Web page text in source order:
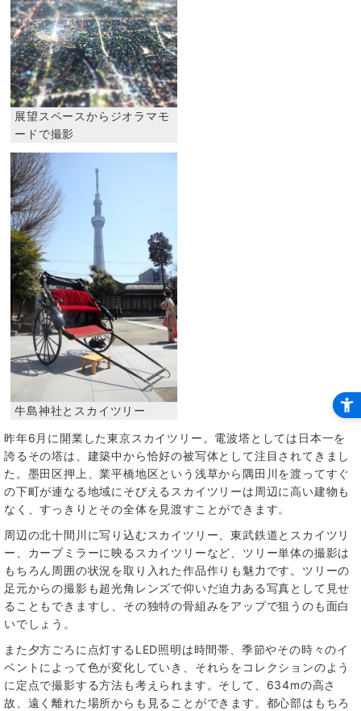
昨年6月に開業した東京スカイツリー。電波塔としては日本一を
誇るその塔は、建築中から恰好の被写体として注目されてきまし
た。墨田区押上、業平橋地区という浅草から隅田川を渡ってすぐ
の下町が連なる地域にそびえるスカイツリーは周辺に高い建物も
なく、すっきりとその全体を見渡すことができます。
周辺の北十間川に写り込むスカイツリー、東武鉄道とスカイツリ
ー、カーブミラーに映るスカイツリーなど、ツリー単体の撮影は
もちろん周囲の状況を取り入れた作品作りも魅力です。ツリーの
足元からの撮影も超光角レンズで仰いだ迫力ある写真として見せ
ることもできますし、その独特の骨組みをアップで狙うのも面白
いでしょう。
また夕方ごろに点灯するLED照明は時間帯、季節やその時々のイ
ベントによって色が変化していき、それらをコレクションのよう
に定点で撮影する方法も考えられます。そして、634mの高さ
故、遠く離れた場所からも見ることができます。都心部はもちろ